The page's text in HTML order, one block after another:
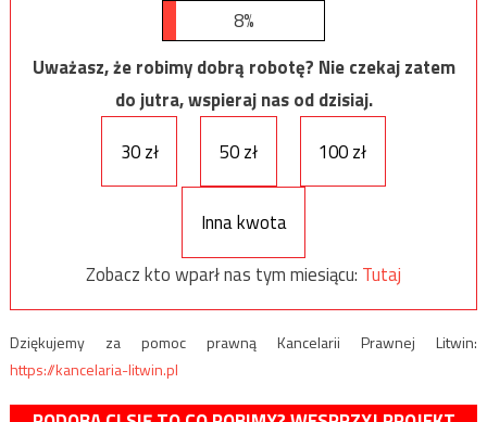
8%
Uważasz, że robimy dobrą robotę? Nie czekaj zatem
do jutra, wspieraj nas od dzisiaj.
30 zł
50 zł 100 zł
Inna kwota
Zobacz kto wparł nas tym miesiącu: Tutaj
Dziękujemy za pomoc prawną Kancelarii Prawnej Litwin:
https://kancelaria-litwin.pl